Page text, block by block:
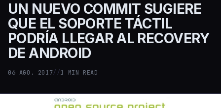
UN NUEVO COMMIT SUGIERE
QUE EL SOPORTE TÁCTIL
PODRÍA LLEGAR AL RECOVERY
DE ANDROID
06 AGO. 2017//1 MIN READ